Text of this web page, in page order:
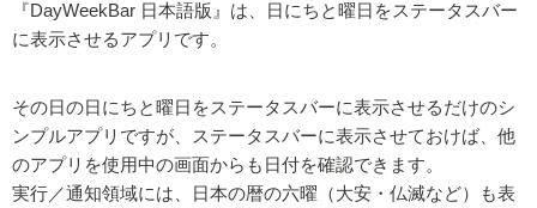
『DayWeekBar 日本語版』は、日にちと曜日をステータスバー
に表示させるアプリです。
その日の日にちと曜日をステータスバーに表示させるだけのシ
ンプルアプリですが、ステータスバーに表示させておけば、他
のアプリを使用中の画面からも日付を確認できます。
実行／通知領域には、日本の暦の六曜（大安・仏滅など）も表